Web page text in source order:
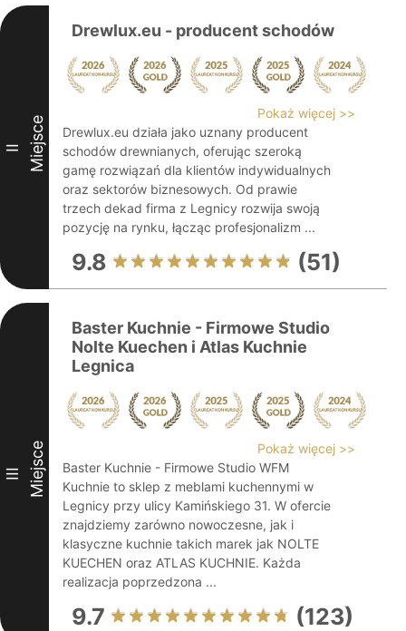
II Miejsce
Drewlux.eu - producent schodów
Pokaż więcej >>
Drewlux.eu działa jako uznany producent
schodów drewnianych, oferując szeroką
gamę rozwiązań dla klientów indywidualnych
oraz sektorów biznesowych. Od prawie
trzech dekad firma z Legnicy rozwija swoją
pozycję na rynku, łącząc profesjonalizm ...
9.8 (51)
III Miejsce
Baster Kuchnie - Firmowe Studio
Nolte Kuechen i Atlas Kuchnie
Legnica
Pokaż więcej >>
Baster Kuchnie - Firmowe Studio WFM
Kuchnie to sklep z meblami kuchennymi w
Legnicy przy ulicy Kamińskiego 31. W ofercie
znajdziemy zarówno nowoczesne, jak i
klasyczne kuchnie takich marek jak NOLTE
KUECHEN oraz ATLAS KUCHNIE. Każda
realizacja poprzedzona ...
9.7 (123)